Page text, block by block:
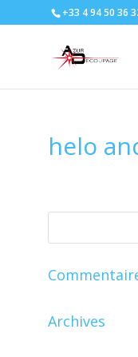
+33 4 94 50 36
helo
Archives